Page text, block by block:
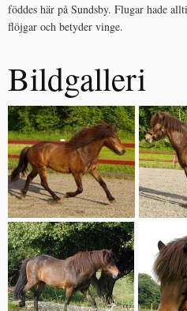
föddes här på Sundsby. Flugar hade
flöjgar och betyder vinge.
Bildgalleri